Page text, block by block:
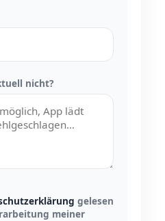
nicht?
gelesen
meiner